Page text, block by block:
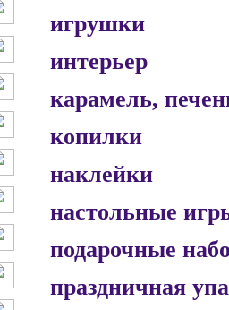
игрушки
интерьер
карамель,
копилки
наклейки
настольные
подарочные
праздничная